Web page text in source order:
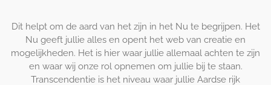
Dit helpt om de aard van het zijn in het Nu te begrijpen. Het
Nu geeft jullie alles en opent het web van creatie en
mogelijkheden. Het is hier waar jullie allemaal achten te zijn
en waar wij onze rol opnemen om jullie bij te staan.
Transcendentie is het niveau waar jullie Aardse rijk